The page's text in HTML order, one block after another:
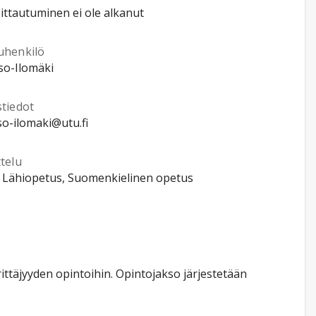
ei ole alkanut
Ilomäki
ilomaki@utu.fi
Suomenkielinen opetus
opintoihin. Opintojakso järjestetään